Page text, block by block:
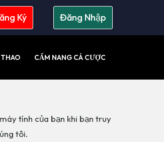
Ký Đăng Nhập
CẨM NANG CÁ CƯỢC
tính của bạn khi bạn truy
tôi.